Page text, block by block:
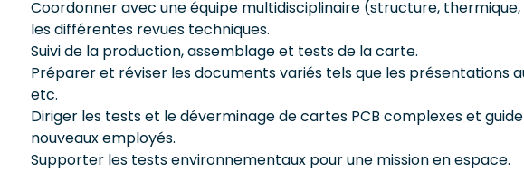
Coordonner avec une équipe multidisciplinaire (structure,
les différentes revues techniques.
Suivi de la production, assemblage et tests de la carte.
Préparer et réviser les documents variés tels que les présentations
etc.
Diriger les tests et le déverminage de cartes PCB complexes et
nouveaux employés.
Supporter les tests environnementaux pour une mission en espace.